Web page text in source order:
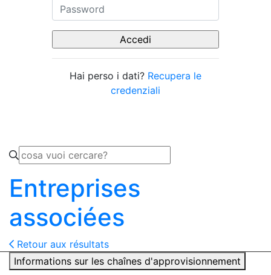
Hai perso i dati? Recupera le
credenziali
Entreprises
associées
Retour aux résultats
Informations sur les chaînes d'approvisionnement